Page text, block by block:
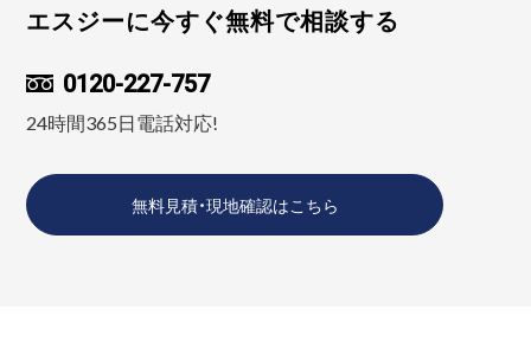
エスジーに今すぐ無料で相談する
0120-227-757
24時間365日電話対応!
無料見積・現地確認はこちら